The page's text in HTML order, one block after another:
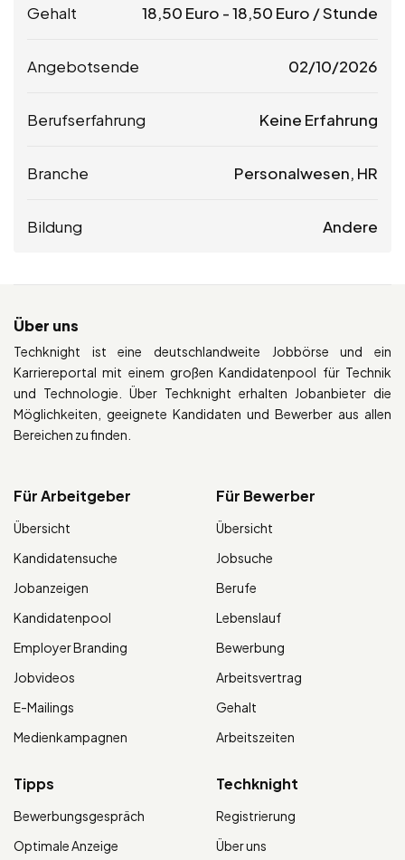
Gehalt 18,50 Euro -18,50 Euro / Stunde
Angebotsende 02/10/2026
Berufserfahrung Keine Erfahrung
Branche Personalwesen, HR
Bildung Andere
Über uns
Techknight ist eine deutschlandweite Jobbörse und ein
Karriereportal mit einem großen Kandidatenpool für Technik
und Technologie. Über Techknight erhalten Jobanbieter die
Möglichkeiten, geeignete Kandidaten und Bewerber aus allen
Bereichen zu finden.
Für Arbeitgeber
Übersicht
Kandidatensuche
Jobanzeigen
Kandidatenpool
Employer Branding
Jobvideos
E-Mailings
Medienkampagnen
Für Bewerber
Übersicht
Jobsuche
Berufe
Lebenslauf
Bewerbung
Arbeitsvertrag
Gehalt
Arbeitszeiten
Tipps
Bewerbungsgespräch
Optimale Anzeige
Techknight
Registrierung
Über uns